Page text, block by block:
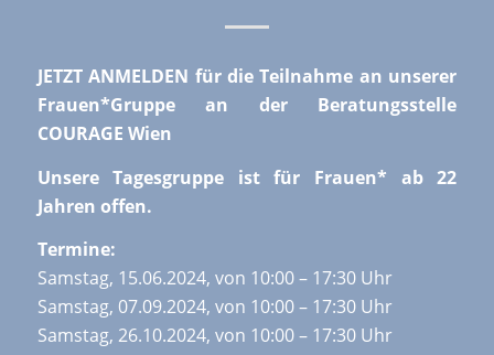
JETZT ANMELDEN für die Teilnahme an unserer
Frauen*Gruppe an der Beratungsstelle
COURAGE Wien
Unsere Tagesgruppe ist für Frauen* ab 22
Jahren offen.
Termine:
Samstag, 15.06.2024, von 10:00 – 17:30 Uhr
Samstag, 07.09.2024, von 10:00 – 17:30 Uhr
Samstag, 26.10.2024, von 10:00 – 17:30 Uhr